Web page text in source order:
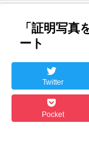
「証明写真
ート
Twitter
Pocket